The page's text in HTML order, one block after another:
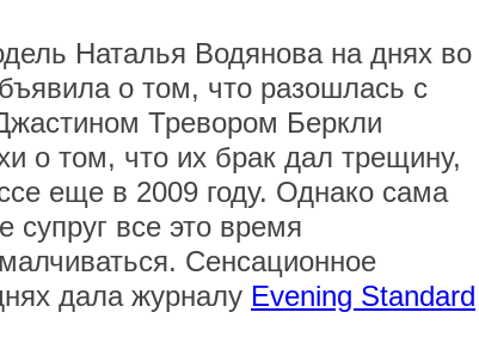
Наталья Водянова на днях во
о том, что разошлась с
Тревором Беркли
о том, что их брак дал трещину,
еще в 2009 году. Однако сама
супруг все это время
Сенсационное
дала журналу Evening Standard